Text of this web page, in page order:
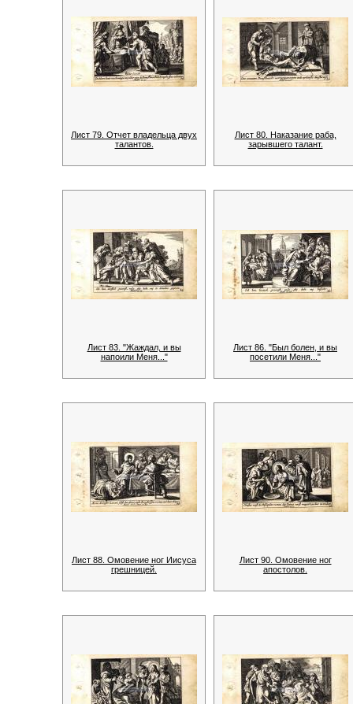
Лист 79. Отчет владельца двух
талантов.
Лист 80. Наказание раба,
зарывшего талант.
Лист 83. "Жаждал, и вы
напоили Меня..."
Лист 86. "Был болен, и вы
посетили Меня..."
Лист 88. Омовение ног Иисуса
грешницей.
Лист 90. Омовение ног
апостолов.